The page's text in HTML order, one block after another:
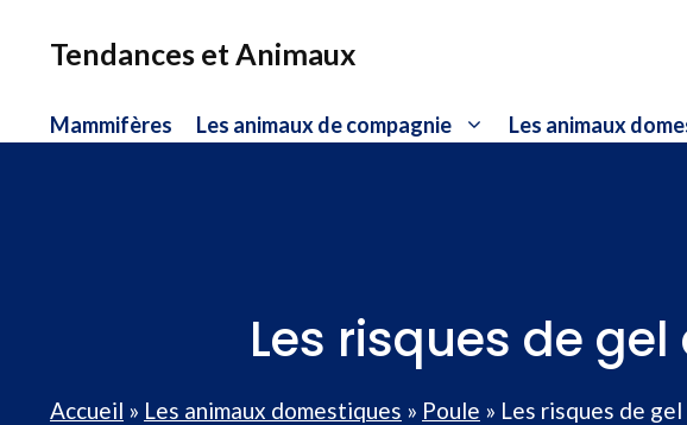
Tendances et Animaux
Mammifères Les animaux de compagnie Les animaux
Les risques de
Accueil » Les animaux domestiques » Poule » Les risques de